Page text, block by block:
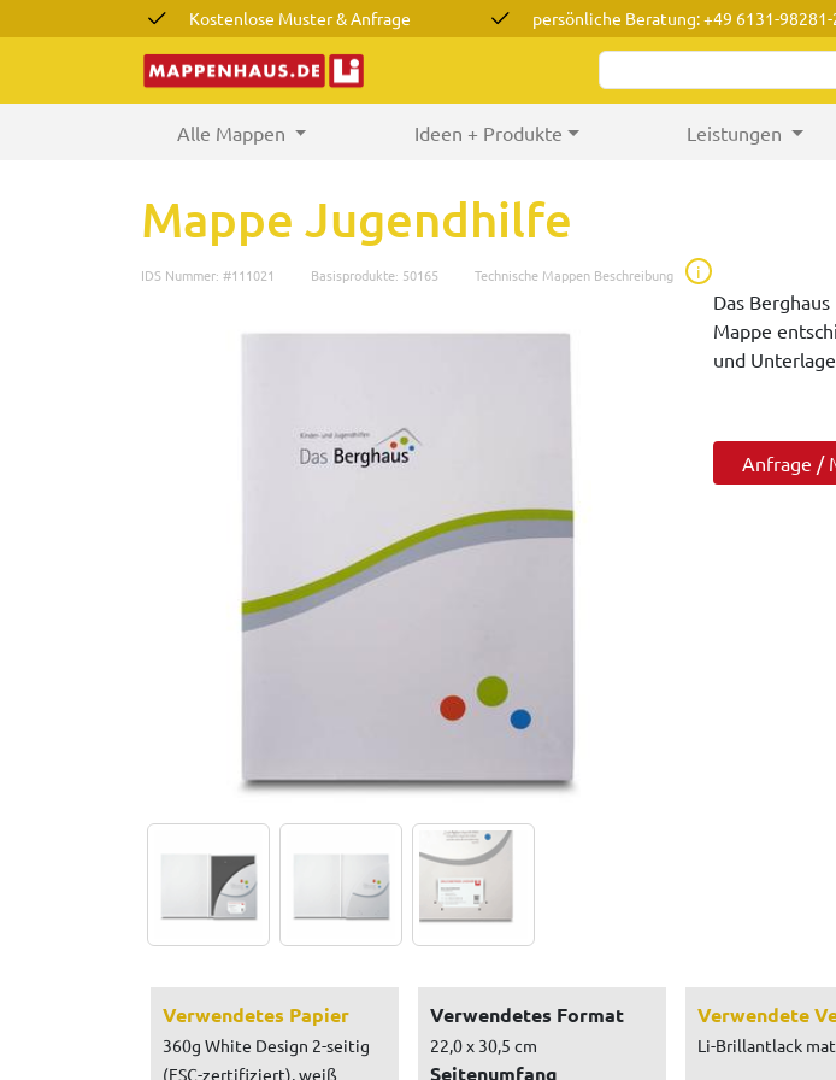
Kostenlose Muster & Anfrage persönliche Beratung: +49 6131-
Alle Mappen (current) Ideen + Produkte Leistungen
Mappe Jugendhilfe
IDS Nummer: #111021 Basisprodukte: 50165 Technische Mappen Beschreibung i
Das
Mappe
und
Anfrage /
Verwendetes Papier
360g White Design 2-seitig
(FSC-zertifiziert), weiß
Verwendetes Format
22,0 x 30,5 cm
Seitenumfang
Verwendete
Li-Brillantlack